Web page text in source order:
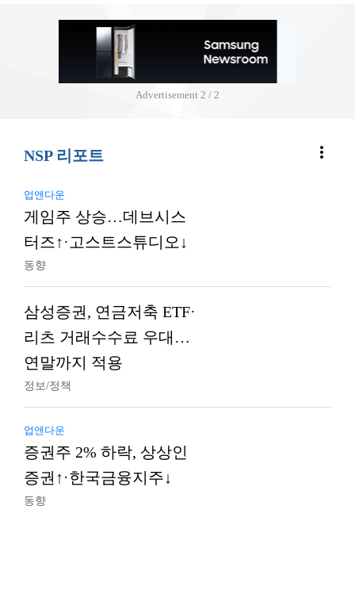
Advertisement 2 / 2
NSP 리포트 more_vert
업앤다운
게임주 상승…데브시스
터즈↑·고스트스튜디오↓
동향
삼성증권, 연금저축 ETF·
리츠 거래수수료 우대…
연말까지 적용
정보/정책
업앤다운
증권주 2% 하락, 상상인
증권↑·한국금융지주↓
동향